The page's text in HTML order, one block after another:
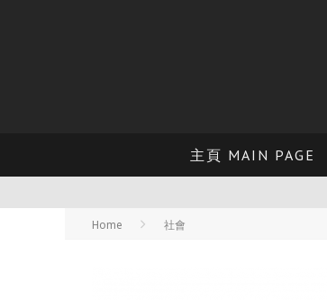
主頁 MAIN PAGE
Home 社會